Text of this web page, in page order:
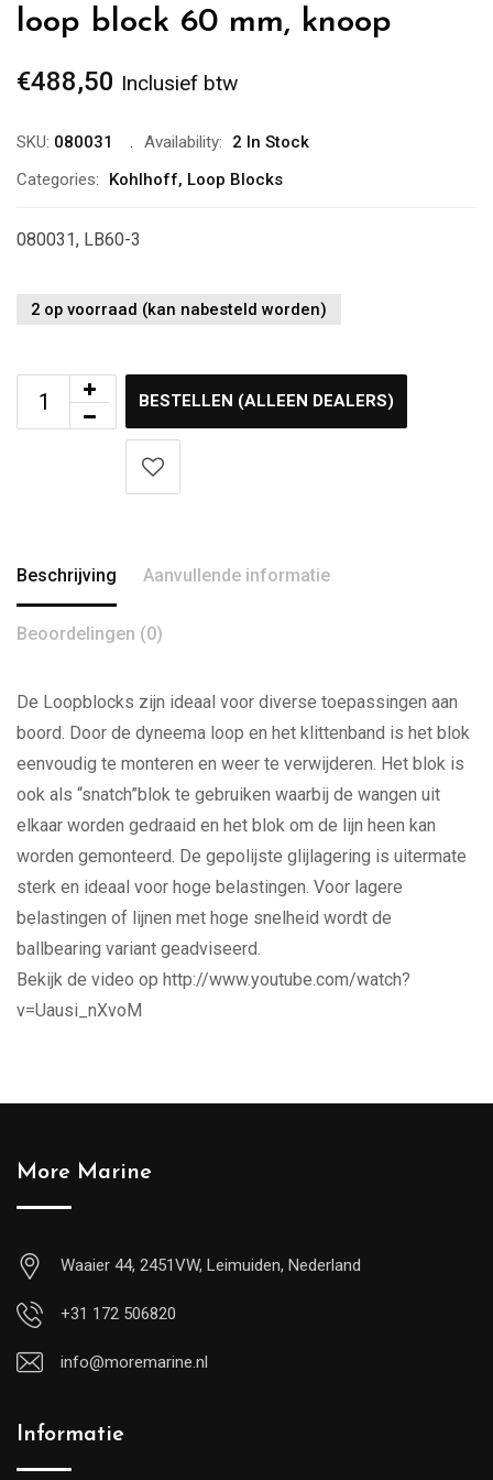
loop block 60 mm, knoop
€488,50 Inclusief btw
SKU: 080031 Availability:
2 In Stock
Categories:
Kohlhoff, Loop Blocks
080031, LB60-3
2 op voorraad (kan nabesteld worden)
BESTELLEN (ALLEEN DEALERS)
Beschrijving Aanvullende informatie
Beoordelingen (0)
De Loopblocks zijn ideaal voor diverse toepassingen aan
boord. Door de dyneema loop en het klittenband is het blok
eenvoudig te monteren en weer te verwijderen. Het blok is
ook als “snatch”blok te gebruiken waarbij de wangen uit
elkaar worden gedraaid en het blok om de lijn heen kan
worden gemonteerd. De gepolijste glijlagering is uitermate
sterk en ideaal voor hoge belastingen. Voor lagere
belastingen of lijnen met hoge snelheid wordt de
ballbearing variant geadviseerd.
Bekijk de video op http://www.youtube.com/watch?
v=Uausi_nXvoM
More Marine
Waaier 44, 2451VW, Leimuiden, Nederland
+31 172 506820
info@moremarine.nl
Informatie